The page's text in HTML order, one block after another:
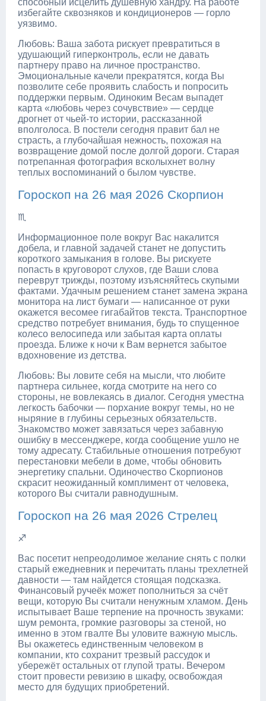
избегайте сквозняков и кондиционеров — горло
уязвимо.
Любовь: Ваша забота рискует превратиться в
удушающий гиперконтроль, если не давать
партнеру право на личное пространство.
Эмоциональные качели прекратятся, когда Вы
позволите себе проявить слабость и попросить
поддержки первым. Одиноким Весам выпадет
карта «любовь через сочувствие» — сердце
дрогнет от чьей-то истории, рассказанной
вполголоса. В постели сегодня правит бал не
страсть, а глубочайшая нежность, похожая на
возвращение домой после долгой дороги. Старая
потрепанная фотография всколыхнет волну
теплых воспоминаний о былом чувстве.
Гороскоп на 26 мая 2026 Скорпион
♏
Информационное поле вокруг Вас накалится
добела, и главной задачей станет не допустить
короткого замыкания в голове. Вы рискуете
попасть в круговорот слухов, где Ваши слова
переврут трижды, поэтому изъясняйтесь скупыми
фактами. Удачным решением станет замена экрана
монитора на лист бумаги — написанное от руки
окажется весомее гигабайтов текста. Транспортное
средство потребует внимания, будь то спущенное
колесо велосипеда или забытая карта оплаты
проезда. Ближе к ночи к Вам вернется забытое
вдохновение из детства.
Любовь: Вы ловите себя на мысли, что любите
партнера сильнее, когда смотрите на него со
стороны, не вовлекаясь в диалог. Сегодня уместна
легкость бабочки — порхание вокруг темы, но не
ныряние в глубины серьезных обязательств.
Знакомство может завязаться через забавную
ошибку в мессенджере, когда сообщение ушло не
тому адресату. Стабильные отношения потребуют
перестановки мебели в доме, чтобы обновить
энергетику спальни. Одиночество Скорпионов
скрасит неожиданный комплимент от человека,
которого Вы считали равнодушным.
Гороскоп на 26 мая 2026 Стрелец
♐
Вас посетит непреодолимое желание снять с полки
старый ежедневник и перечитать планы трехлетней
давности — там найдется стоящая подсказка.
Финансовый ручеёк может пополниться за счёт
вещи, которую Вы считали ненужным хламом. День
испытывает Ваше терпение на прочность звуками:
шум ремонта, громкие разговоры за стеной, но
именно в этом гвалте Вы уловите важную мысль.
Вы окажетесь единственным человеком в
компании, кто сохранит трезвый рассудок и
убережёт остальных от глупой траты. Вечером
стоит провести ревизию в шкафу, освобождая
место для будущих приобретений.